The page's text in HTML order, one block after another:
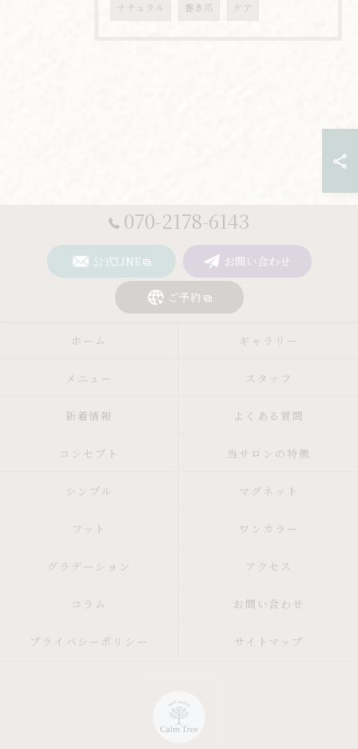
ナチュラル 巻き爪 ケア
070-2178-6143
公式LINE お問い合わせ
ご予約
ホーム ギャラリー
メニュー スタッフ
新着情報 よくある質問
コンセプト 当サロンの特徴
シンプル マグネット
フット ワンカラー
グラデーション アクセス
コラム お問い合わせ
プライバシーポリシー サイトマップ